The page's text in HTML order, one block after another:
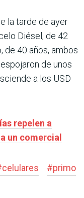
la tarde de ayer
Diésel, de 42
de 40 años, ambos
de unos
a los USD
repelen a
un comercial
celulares #primo